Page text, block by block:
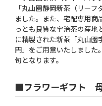
「丸山園静岡新茶（リー
ました。また、宅配専用商
っとも良質な宇治茶の産
に精製された新茶「丸山園
円」をご用意いたしました
旬となります。
■フラワーギフト